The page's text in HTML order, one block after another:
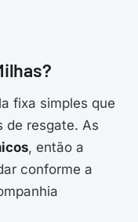
fixa simples que
de resgate. As
, então a
conforme a